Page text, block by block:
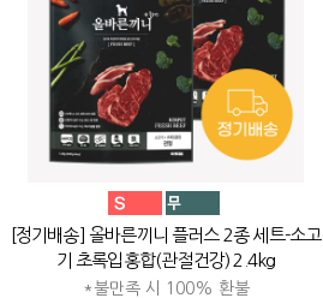
[정기배송] 올바른끼니 플러스 2종 세트-소고
기 초록입홍합(관절건강) 2.4kg
*불만족 시 100% 환불